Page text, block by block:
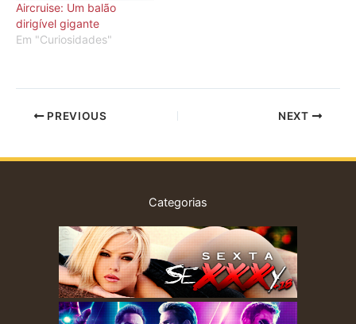
Aircruise: Um balão
dirigível gigante
Em "Curiosidades"
PREVIOUS NEXT
Categorias